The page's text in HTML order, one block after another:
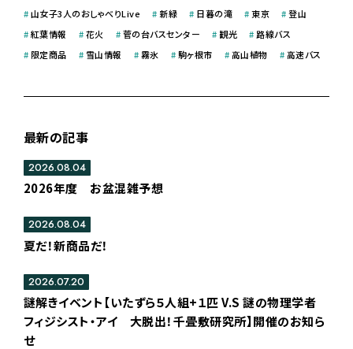
#山女子3人のおしゃべりLive # 新緑 # 日暮の滝 #東京 #登山
#紅葉情報 #花火 #菅の台バスセンター # 観光 # 路線バス
# 限定商品 # 雪山情報 #霧氷 #駒ヶ根市 #高山植物 #高速バス
最新の記事
2026年度 お盆混雑予想
2026.08.04
夏だ！新商品だ！
2026.08.04
謎解きイベント【いたずら５人組+１匹 V.S 謎の物理学者
フィジシスト・アイ 大脱出！千畳敷研究所】開催のお知ら
せ
2026.07.20